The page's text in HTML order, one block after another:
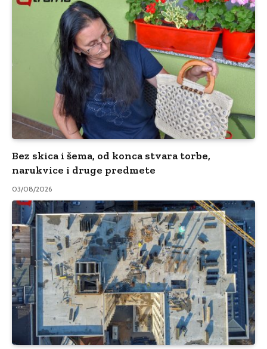
Bez skica i šema, od konca stvara torbe,
narukvice i druge predmete
03/08/2026